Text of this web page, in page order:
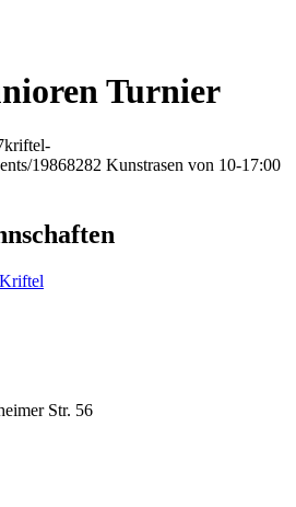
Turnier
19868282 Kunstrasen von 10-17:00
Str. 56